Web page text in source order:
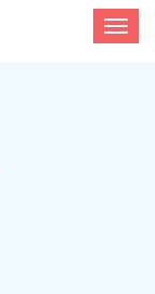
Toggle